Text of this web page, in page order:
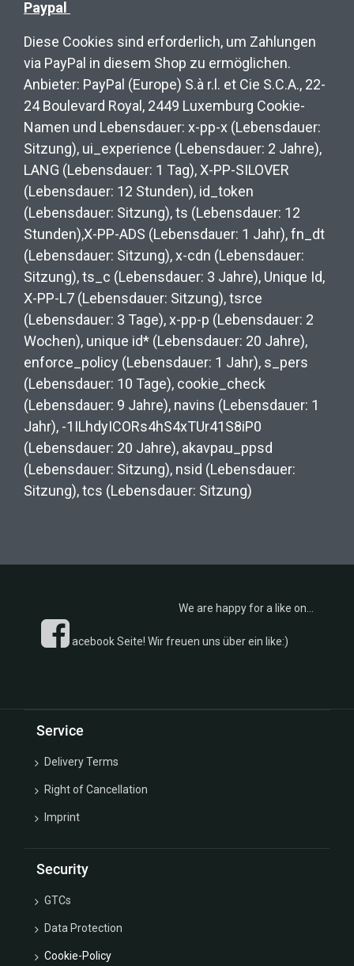
Paypal
Diese Cookies sind erforderlich, um Zahlungen
via PayPal in diesem Shop zu ermöglichen.
Anbieter: PayPal (Europe) S.à r.l. et Cie S.C.A., 22-
24 Boulevard Royal, 2449 Luxemburg Cookie-
Namen und Lebensdauer: x-pp-x (Lebensdauer:
Sitzung), ui_experience (Lebensdauer: 2 Jahre),
LANG (Lebensdauer: 1 Tag), X-PP-SILOVER
(Lebensdauer: 12 Stunden), id_token
(Lebensdauer: Sitzung), ts (Lebensdauer: 12
Stunden),X-PP-ADS (Lebensdauer: 1 Jahr), fn_dt
(Lebensdauer: Sitzung), x-cdn (Lebensdauer:
Sitzung), ts_c (Lebensdauer: 3 Jahre), Unique Id,
X-PP-L7 (Lebensdauer: Sitzung), tsrce
(Lebensdauer: 3 Tage), x-pp-p (Lebensdauer: 2
Wochen), unique id* (Lebensdauer: 20 Jahre),
enforce_policy (Lebensdauer: 1 Jahr), s_pers
(Lebensdauer: 10 Tage), cookie_check
(Lebensdauer: 9 Jahre), navins (Lebensdauer: 1
Jahr), -1ILhdyICORs4hS4xTUr41S8iP0
(Lebensdauer: 20 Jahre), akavpau_ppsd
(Lebensdauer: Sitzung), nsid (Lebensdauer:
Sitzung), tcs (Lebensdauer: Sitzung)
We are happy for a like on...
acebook Seite! Wir freuen uns über ein like:)
Service
Delivery Terms
Right of Cancellation
Imprint
Security
GTCs
Data Protection
Cookie-Policy